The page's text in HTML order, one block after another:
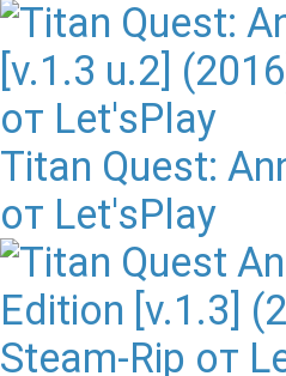
Titan Quest:
от Let'sPlay